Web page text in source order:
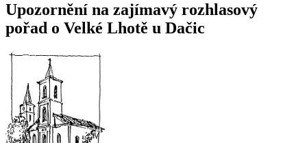
Upozornění na zajímavý rozhlasový
pořad o Velké Lhotě u Dačic